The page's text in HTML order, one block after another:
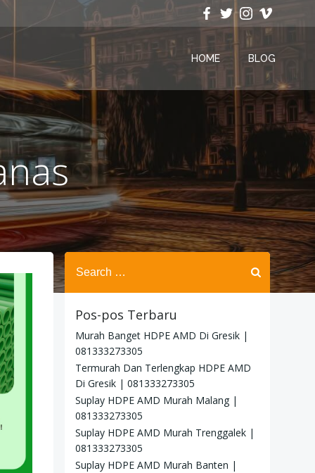
HOME BLOG
Search
for:
Pos-pos Terbaru
Murah Banget HDPE AMD Di Gresik |
081333273305
Termurah Dan Terlengkap HDPE AMD
Di Gresik | 081333273305
Suplay HDPE AMD Murah Malang |
081333273305
Suplay HDPE AMD Murah Trenggalek |
081333273305
Suplay HDPE AMD Murah Banten |